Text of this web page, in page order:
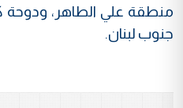
منطقة علي الطاهر، ودوحة
جنوب لبنان.